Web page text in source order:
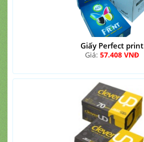
Giấy Perfect print
Giá: 57.408 VNĐ